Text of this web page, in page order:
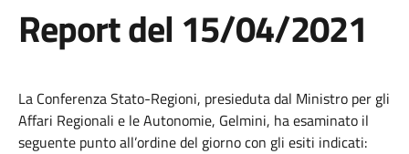
Report del 15/04/2021
La Conferenza Stato-Regioni, presieduta dal Ministro per gli
Affari Regionali e le Autonomie, Gelmini, ha esaminato il
seguente punto all’ordine del giorno con gli esiti indicati: